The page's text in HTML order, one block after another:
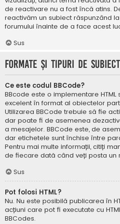
de reactivare nu a fost încă atins.
reactivăm un subiect răspunzând
forumului înainte de a face acest
Sus
Formate și tipuri de
Ce este codul BBCode?
BBcode este o implementare
excelent în format al obiectelor
Utilizarea BBCode trebuie să fie
dar poate fi de asemenea
a mesajelor. BBCode este, de
dar etichetele sunt închise între
Pentru mai multe informații, citiți
de fiecare dată când veți posta un
Sus
Pot folosi HTML?
Nu. Nu este posibilă publicarea în
acțiuni care pot fi executate cu
BBCodes.